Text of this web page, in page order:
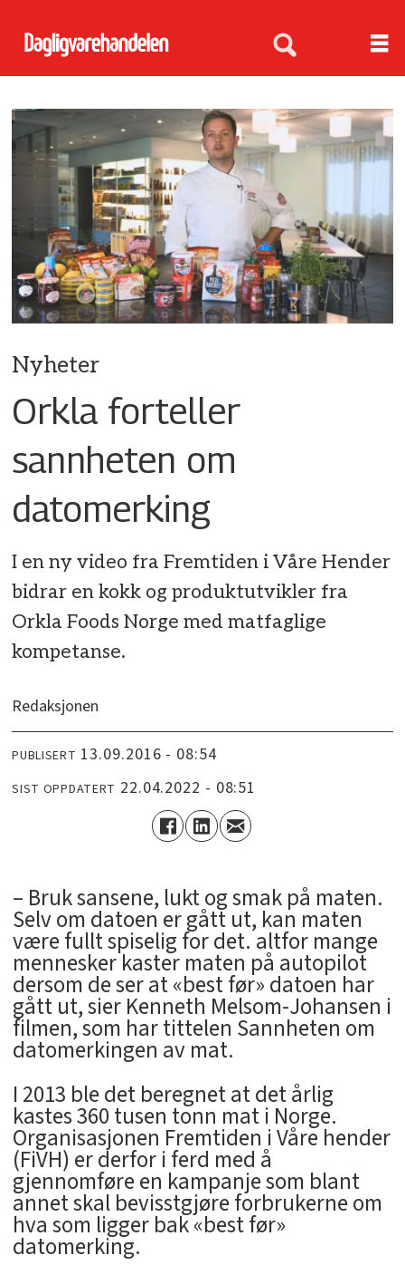
Nyheter
Orkla forteller
sannheten om
datomerking
I en ny video fra Fremtiden i Våre Hender
bidrar en kokk og produktutvikler fra
Orkla Foods Norge med matfaglige
kompetanse.
Redaksjonen
PUBLISERT 13.09.2016 - 08:54
SIST OPPDATERT 22.04.2022 - 08:51
– Bruk sansene, lukt og smak på maten.
Selv om datoen er gått ut, kan maten
være fullt spiselig for det. altfor mange
mennesker kaster maten på autopilot
dersom de ser at «best før» datoen har
gått ut, sier Kenneth Melsom-Johansen i
filmen, som har tittelen Sannheten om
datomerkingen av mat.
I 2013 ble det beregnet at det årlig
kastes 360 tusen tonn mat i Norge.
Organisasjonen Fremtiden i Våre hender
(FiVH) er derfor i ferd med å
gjennomføre en kampanje som blant
annet skal bevisstgjøre forbrukerne om
hva som ligger bak «best før»
datomerking.